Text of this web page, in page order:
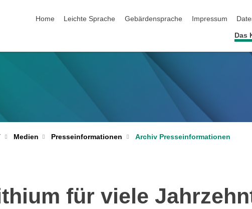
Home
Leichte Sprache Gebärdensprache Impressum
Das
Medien Presseinformationen Archiv Presseinformationen
für viele